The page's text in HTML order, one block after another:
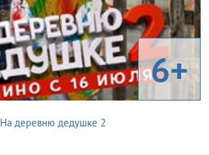
6+
На деревню дедушке 2